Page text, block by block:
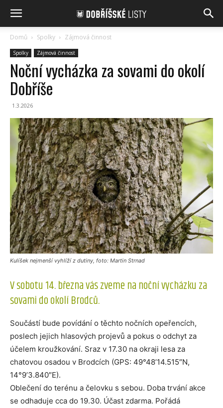
Domů Spolky Zájmová činnost
Spolky Zájmová činnost
Noční vycházka za sovami do okolí
Dobříše
1.3.2026
Kulíšek nejmenší vyhlíží z dutiny, foto: Martin Strnad
V sobotu 14. března vás zveme na noční vycházku za
sovami do okolí Brodců.
Součástí bude povídání o těchto nočních opeřencích,
poslech jejich hlasových projevů a pokus o odchyt za
účelem kroužkování. Sraz v 17.30 na okraji lesa za
chatovou osadou v Brodcích (GPS: 49°48’14.515″N,
14°9’3.840″E).
Oblečení do terénu a čelovku s sebou. Doba trvání akce
se odhaduje cca do 19.30. Účast zdarma. Pořádá